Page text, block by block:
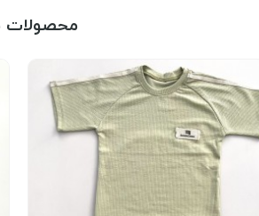
محصولات